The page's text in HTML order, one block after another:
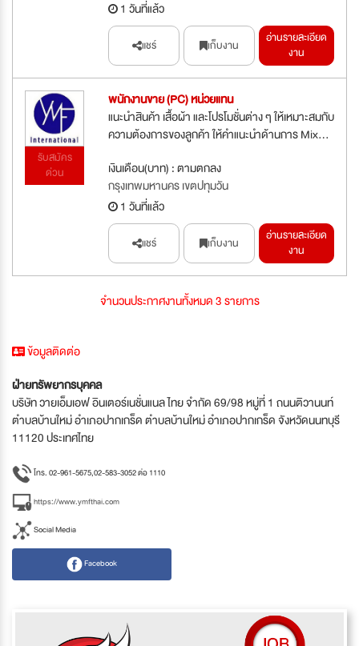
1 วันที่แล้ว
แชร์ เก็บงาน
อ่านรายละเอียด
งาน
รับสมัคร
ด่วน
พนักงานขาย (PC) หน่วยแทน
แนะนำสินค้า เสื้อผ้า และโปรโมชั่นต่าง ๆ ให้เหมาะสมกับ
ความต้องการของลูกค้า ให้คำแนะนำด้านการ Mix...
เงินเดือน(บาท) : ตามตกลง
กรุงเทพมหานคร เขตปทุมวัน
1 วันที่แล้ว
แชร์ เก็บงาน
อ่านรายละเอียด
งาน
จำนวนประกาศงานทั้งหมด 3 รายการ
ข้อมูลติดต่อ
ฝ่ายทรัพยากรบุคคล
บริษัท วายเอ็มเอฟ อินเตอร์เนชั่นแนล ไทย จำกัด 69/98 หมู่ที่ 1 ถนนติวานนท์
ตำบลบ้านใหม่ อำเภอปากเกร็ด ตำบลบ้านใหม่ อำเภอปากเกร็ด จังหวัดนนทบุรี
11120 ประเทศไทย
โทร. 02-961-5675,02-583-3052 ต่อ 1110
https://www.ymfthai.com
Social Media
Facebook